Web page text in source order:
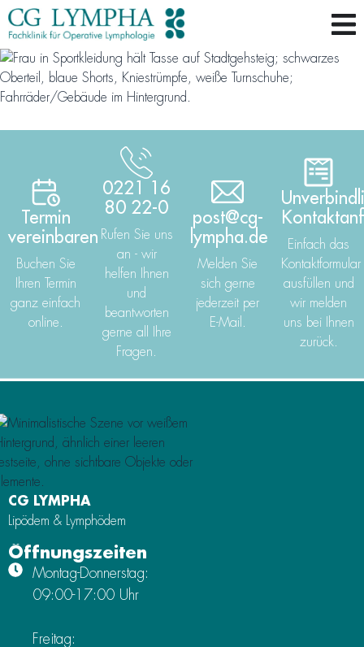
Termin
vereinbaren
Buchen Sie
Ihren Termin
ganz einfach
online.
0221 16
80 22-0
Rufen Sie uns
an - wir
helfen Ihnen
und
beantworten
gerne all Ihre
Fragen.
post@cg-
lympha.de
Melden Sie
sich gerne
jederzeit per
E-Mail.
Einfach das
Kontaktformular
ausfüllen und
wir melden
uns bei Ihnen
zurück.
CG LYMPHA
Lipödem & Lymphödem
Öffnungszeiten
Montag-Donnerstag:
09:00-17:00 Uhr
Freitag: